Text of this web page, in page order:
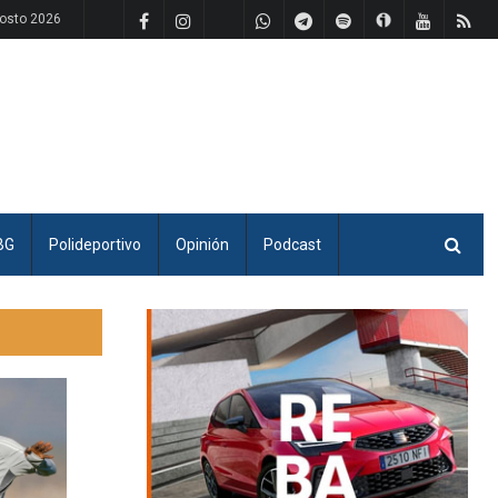
2026
Polideportivo Opinión Podcast